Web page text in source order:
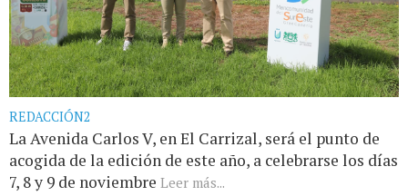
REDACCIÓN2
La Avenida Carlos V, en El Carrizal, será el punto de
acogida de la edición de este año, a celebrarse los días
7, 8 y 9 de noviembre Leer más...